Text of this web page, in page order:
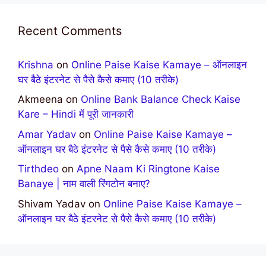
Recent Comments
Krishna on Online Paise Kaise Kamaye – ऑनलाइन
घर बैठे इंटरनेट से पैसे कैसे कमाए (10 तरीके)
Akmeena on Online Bank Balance Check Kaise
Kare – Hindi में पूरी जानकारी
Amar Yadav on Online Paise Kaise Kamaye –
ऑनलाइन घर बैठे इंटरनेट से पैसे कैसे कमाए (10 तरीके)
Tirthdeo on Apne Naam Ki Ringtone Kaise
Banaye | नाम वाली रिंगटोन बनाए?
Shivam Yadav on Online Paise Kaise Kamaye –
ऑनलाइन घर बैठे इंटरनेट से पैसे कैसे कमाए (10 तरीके)